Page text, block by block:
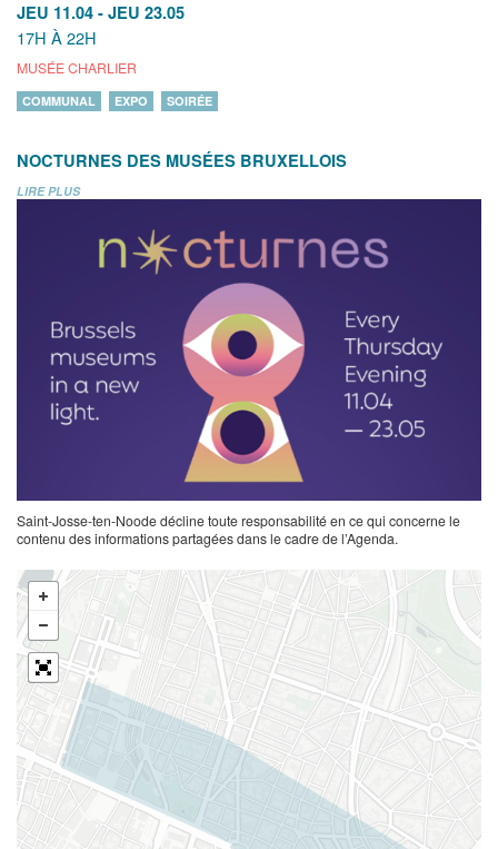
JEU 11.04 - JEU 23.05
17H À 22H
MUSÉE CHARLIER
COMMUNAL EXPO SOIRÉE
NOCTURNES DES MUSÉES BRUXELLOIS
LIRE PLUS
Saint-Josse-ten-Noode décline toute responsabilité en ce qui concerne le
contenu des informations partagées dans le cadre de l’Agenda.